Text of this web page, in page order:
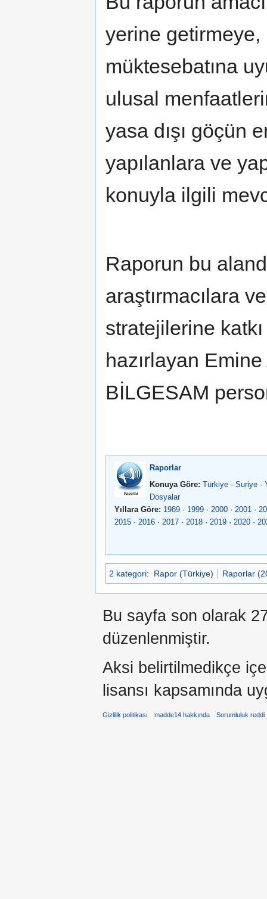
yerine
müktesebatına
ulusal
yasa dışı göçün
yapılanlara ve
konuyla ilgili
Raporun bu
araştırmacılara
stratejilerine
hazırlayan
BİLGESAM
Raporlar
Konuya Göre: Türkiye· Suriye·
Dosyalar
Yıllara Göre: 1989 · 1999 · 2000 · 2001 ·
2015 · 2016 · 2017 · 2018 · 2019 · 2020 ·
2 kategori: Rapor (Türkiye) Raporlar
Bu sayfa son olarak
düzenlenmiştir.
Aksi belirtilmedikçe
lisansı kapsamında
Gizlilik politikası madde14 hakkında Sorumluluk reddi